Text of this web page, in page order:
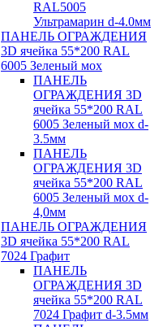
RAL5005
Ультрамарин d-4.0мм
ПАНЕЛЬ ОГРАЖДЕНИЯ
3D ячейка 55*200 RAL
6005 Зеленый мох
ПАНЕЛЬ
ОГРАЖДЕНИЯ 3D
ячейка 55*200 RAL
6005 Зеленый мох d-
3.5мм
ПАНЕЛЬ
ОГРАЖДЕНИЯ 3D
ячейка 55*200 RAL
6005 Зеленый мох d-
4,0мм
ПАНЕЛЬ ОГРАЖДЕНИЯ
3D ячейка 55*200 RAL
7024 Графит
ПАНЕЛЬ
ОГРАЖДЕНИЯ 3D
ячейка 55*200 RAL
7024 Графит d-3.5мм